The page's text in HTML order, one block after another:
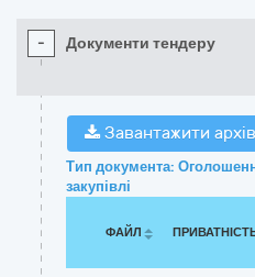
- Документи тендеру
Завантажити
Тип документа:
закупівлі
ФАЙЛ